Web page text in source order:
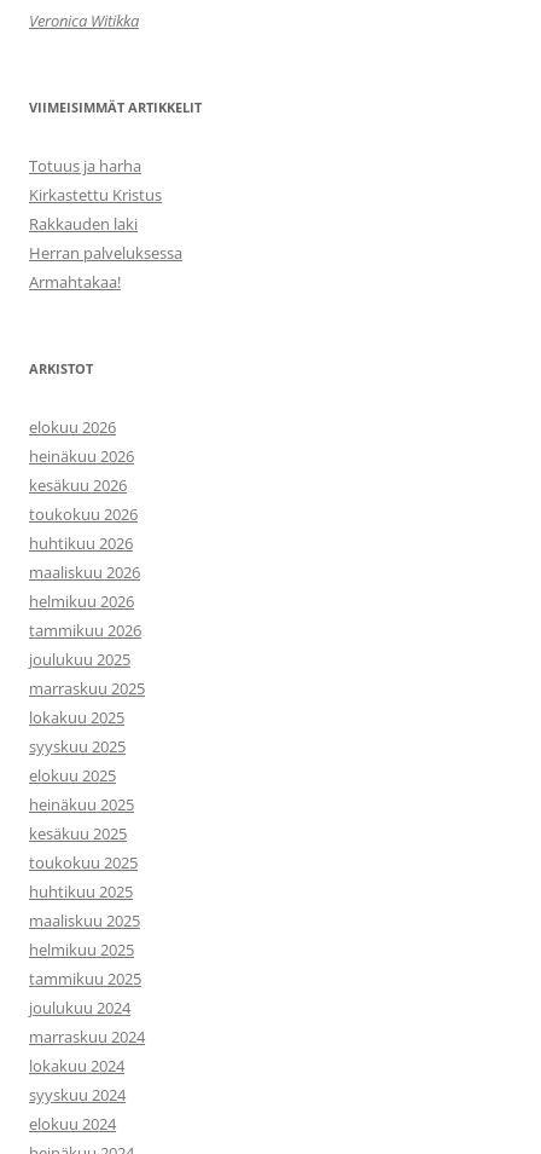
Veronica Witikka
VIIMEISIMMÄT ARTIKKELIT
Totuus ja harha
Kirkastettu Kristus
Rakkauden laki
Herran palveluksessa
Armahtakaa!
ARKISTOT
elokuu 2026
heinäkuu 2026
kesäkuu 2026
toukokuu 2026
huhtikuu 2026
maaliskuu 2026
helmikuu 2026
tammikuu 2026
joulukuu 2025
marraskuu 2025
lokakuu 2025
syyskuu 2025
elokuu 2025
heinäkuu 2025
kesäkuu 2025
toukokuu 2025
huhtikuu 2025
maaliskuu 2025
helmikuu 2025
tammikuu 2025
joulukuu 2024
marraskuu 2024
lokakuu 2024
syyskuu 2024
elokuu 2024